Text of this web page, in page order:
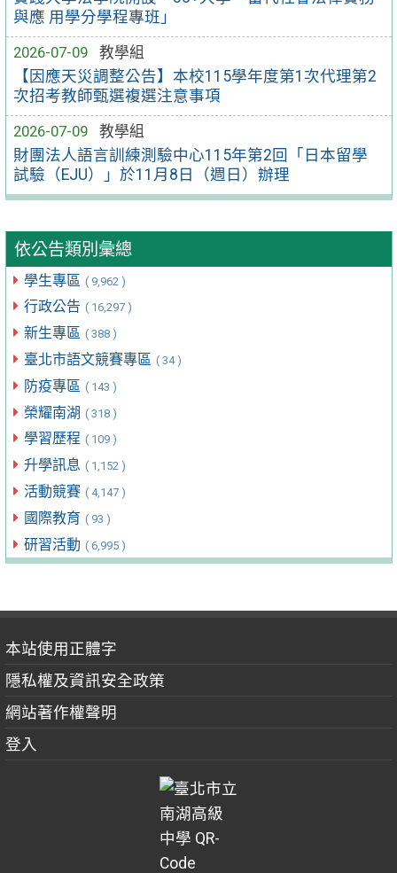
與應 用學分學程專班」
2026-07-09
教學組
【因應天災調整公告】本校115學年度第1次代理第2
次招考教師甄選複選注意事項
2026-07-09
教學組
財團法人語言訓練測驗中心115年第2回「日本留學
試驗（EJU）」於11月8日（週日）辦理
依公告類別彙總
學生專區 ( 9,962 )
行政公告 ( 16,297 )
新生專區 ( 388 )
臺北市語文競賽專區 ( 34 )
防疫專區 ( 143 )
榮耀南湖 ( 318 )
學習歷程 ( 109 )
升學訊息 ( 1,152 )
活動競賽 ( 4,147 )
國際教育 ( 93 )
研習活動 ( 6,995 )
本站使用正體字
隱私權及資訊安全政策
網站著作權聲明
登入